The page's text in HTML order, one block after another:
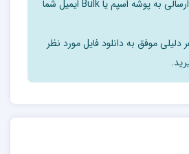
ممکن است ایمیل ارسالی به پوشه اسپم یا Bulk ایمیل شما
موفق به دانلود فایل مورد نظر